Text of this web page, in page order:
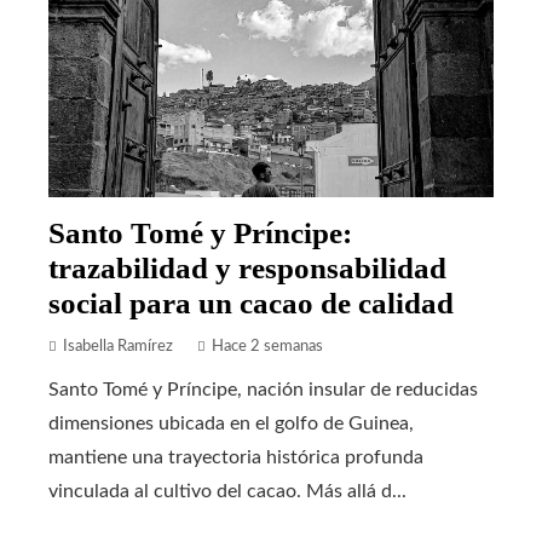
Santo Tomé y Príncipe:
trazabilidad y responsabilidad
social para un cacao de calidad
Isabella Ramírez Hace 2 semanas
Santo Tomé y Príncipe, nación insular de reducidas
dimensiones ubicada en el golfo de Guinea,
mantiene una trayectoria histórica profunda
vinculada al cultivo del cacao. Más allá d...